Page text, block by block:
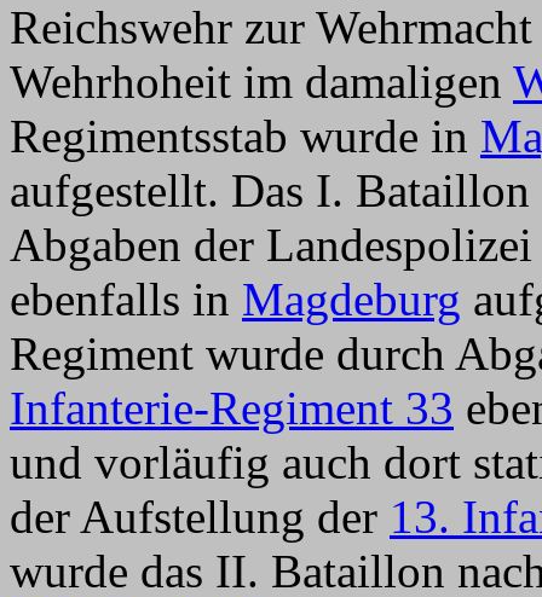
Reichswehr zur
Wehrhoheit im damaligen
Regimentsstab wurde in
aufgestellt. Das I.
Abgaben der
ebenfalls in Magdeburg
Regiment wurde durch
Infanterie-Regiment 33
und vorläufig auch dort
der Aufstellung der 13.
wurde das II. Bataillon